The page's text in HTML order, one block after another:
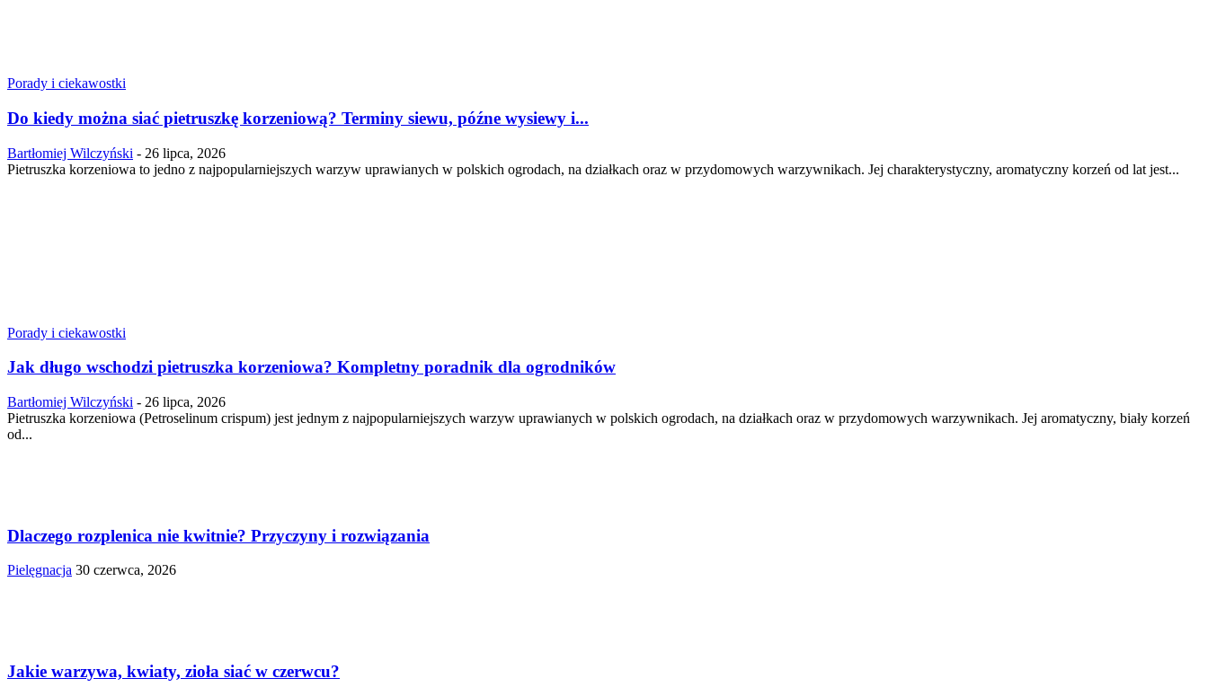
Porady i ciekawostki
Do kiedy można siać pietruszkę korzeniową? Terminy siewu, późne wysiewy i...
Bartłomiej Wilczyński - 26 lipca, 2026
Pietruszka korzeniowa to jedno z najpopularniejszych warzyw uprawianych w polskich ogrodach, na działkach oraz w przydomowych warzywnikach. Jej charakterystyczny, aromatyczny korzeń od lat jest...
Porady i ciekawostki
Jak długo wschodzi pietruszka korzeniowa? Kompletny poradnik dla ogrodników
Bartłomiej Wilczyński - 26 lipca, 2026
Pietruszka korzeniowa (Petroselinum crispum) jest jednym z najpopularniejszych warzyw uprawianych w polskich ogrodach, na działkach oraz w przydomowych warzywnikach. Jej aromatyczny, biały korzeń
od...
Dlaczego rozplenica nie kwitnie? Przyczyny i rozwiązania
Pielęgnacja 30 czerwca, 2026
Jakie warzywa, kwiaty, zioła siać w czerwcu?